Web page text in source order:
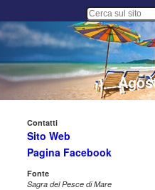
Contatti
Sito Web
Pagina Facebook
Fonte
Sagra del Pesce di Mare